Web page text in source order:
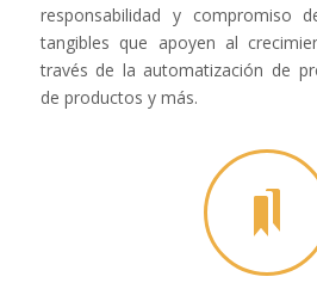
responsabilidad y compromiso
tangibles que apoyen al
través de la automatización de
de productos y más.